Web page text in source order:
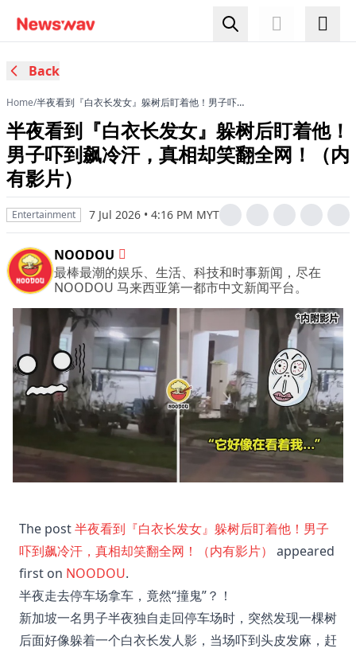
Back
Home/半夜看到『白衣长发女』躲树后盯着他！男子吓到
半夜看到『白衣长发女』躲树后盯着他！
男子吓到飙冷汗，真相却笑翻全网！（内
有影片）
Entertainment 7 Jul 2026 • 4:16 PM MYT
NOODOU
最棒最潮的娱乐、生活、科技和时事新闻，尽在
NOODOU 马来西亚第一都市中文新闻平台。
The post半夜看到『白衣长发女』躲树后盯着他！男子
吓到飙冷汗，真相却笑翻全网！（内有影片）
appeared
first on NOODOU.
半夜走去停车场拿车，竟然“撞鬼”？！
新加坡一名男子半夜独自走回停车场时，突然发现一棵树
后面好像躲着一个白衣长发人影，当场吓到头皮发麻，赶